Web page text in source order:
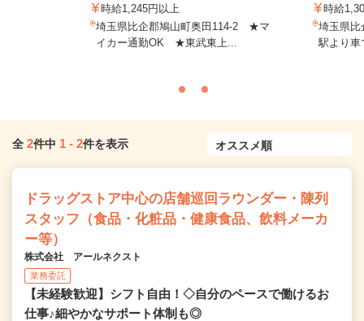
時給1,245円以上
埼玉県比企郡鳩山町奥田114-2 ★マ
イカー通勤OK ★東武東上...
時給
埼玉県比
駅より車
全 2件中 1 - 2件を表示
ドラッグストア中心の店舗巡回ラウンダー・陳列
スタッフ（食品・化粧品・健康食品、飲料メーカ
ー等）
株式会社 アールネクスト
業務委託
【未経験歓迎】シフト自由！◇自分のペースで働けるお
仕事♪細やかなサポート体制も◎